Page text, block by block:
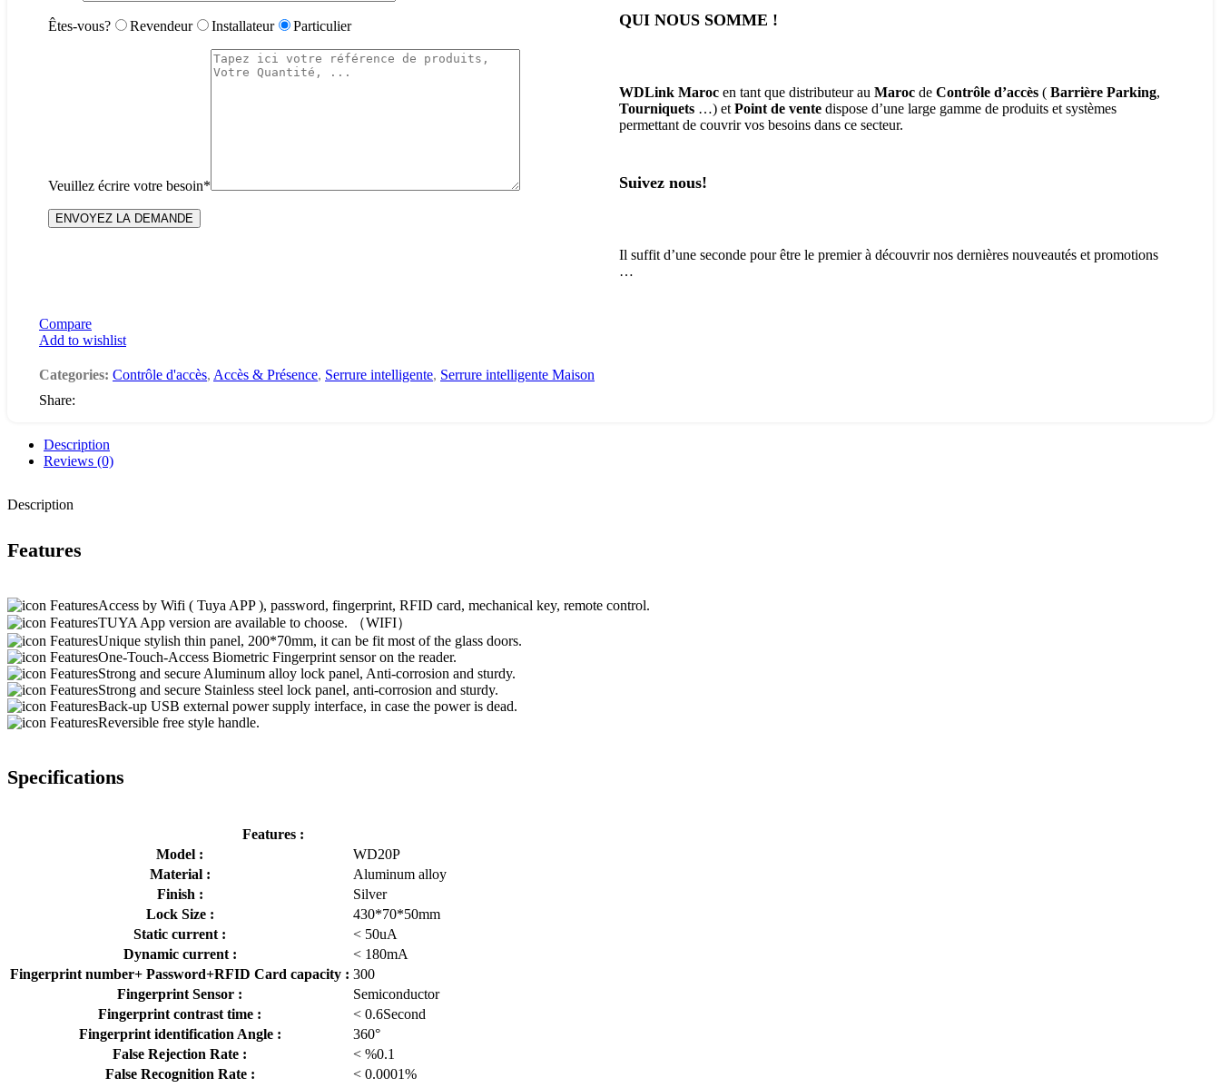
Êtes-vous? Revendeur Installateur Particulier
Veuillez écrire votre besoin*
QUI NOUS SOMME !
WDLink Maroc en tant que distributeur au Maroc de Contrôle d’accès ( Barrière Parking,
Tourniquets …) et Point de vente dispose d’une large gamme de produits et systèmes
permettant de couvrir vos besoins dans ce secteur.
Suivez nous!
Il suffit d’une seconde pour être le premier à découvrir nos dernières nouveautés et promotions
…
Compare
Add to wishlist
Categories: Contrôle d'accès, Accès & Présence, Serrure intelligente, Serrure intelligente Maison
Share:
Description
Reviews (0)
Description
Features
Access by Wifi ( Tuya APP ), password, fingerprint, RFID card, mechanical key, remote control.
TUYA App version are available to choose. （WIFI）
Unique stylish thin panel, 200*70mm, it can be fit most of the glass doors.
One-Touch-Access Biometric Fingerprint sensor on the reader.
Strong and secure Aluminum alloy lock panel, Anti-corrosion and sturdy.
Strong and secure Stainless steel lock panel, anti-corrosion and sturdy.
Back-up USB external power supply interface, in case the power is dead.
Reversible free style handle.
Specifications
Features :
Model :
WD20P
Material :
Aluminum alloy
Finish :
Silver
Lock Size :
430*70*50mm
Static current :
< 50uA
Dynamic current :
< 180mA
Fingerprint number+ Password+RFID Card capacity : 300
Fingerprint Sensor :
Semiconductor
Fingerprint contrast time :
< 0.6Second
Fingerprint identification Angle :
360°
False Rejection Rate :
< %0.1
False Recognition Rate :
< 0.0001%